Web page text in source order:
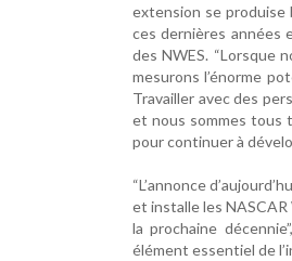
extension se produise
ces dernières années
des NWES. “Lorsque
mesurons l’énorme
Travailler avec des
et nous sommes tous
pour continuer à
“L’annonce
et installe les
la prochaine
élément essentiel de